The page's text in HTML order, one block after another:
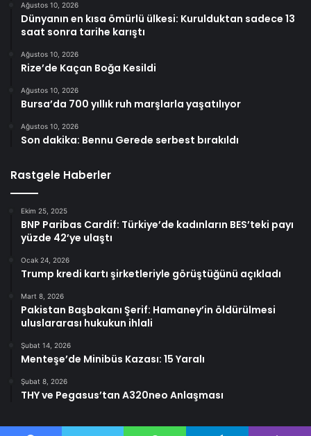
Ağustos 10, 2026
Dünyanın en kısa ömürlü ülkesi: Kurulduktan sadece 13
saat sonra tarihe karıştı
Ağustos 10, 2026
Rize’de Kaçan Boğa Kesildi
Ağustos 10, 2026
Bursa’da 700 yıllık ruh marşlarla yaşatılıyor
Ağustos 10, 2026
Son dakika: Bennu Gerede serbest bırakıldı
Rastgele Haberler
Ekim 25, 2025
BNP Paribas Cardif: Türkiye’de kadınların BES’teki payı
yüzde 42’ye ulaştı
Ocak 24, 2026
Trump kredi kartı şirketleriyle görüştüğünü açıkladı
Mart 8, 2026
Pakistan Başbakanı Şerif: Hamaney’in öldürülmesi
uluslararası hukukun ihlali
Şubat 14, 2026
Menteşe’de Minibüs Kazası: 15 Yaralı
Şubat 8, 2026
THY ve Pegasus’tan A320neo Anlaşması